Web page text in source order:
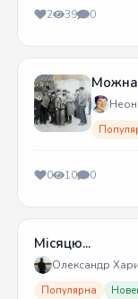
2 39 0
Можна
0 10 0
Місяцю...
Олександр
Популярна